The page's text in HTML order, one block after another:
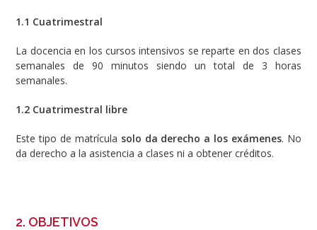
1.1 Cuatrimestral
La docencia en los cursos intensivos se reparte en dos clases
semanales de 90 minutos siendo un total de 3 horas
semanales.
1.2 Cuatrimestral libre
Este tipo de matrícula solo da derecho a los exámenes. No
da derecho a la asistencia a clases ni a obtener créditos.
2. OBJETIVOS